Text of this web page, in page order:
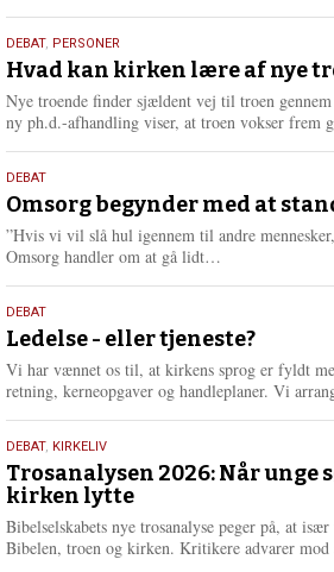
e
e
25.
juli
2026
DEBAT, PERSONER
Hvad kan kirken lære af nye
Nye troende finder sjældent vej til troen
ny ph.d.-afhandling viser, at troen vokser frem
9.
juli
2026
DEBAT
Omsorg begynder med at
”Hvis vi vil slå hul igennem til andre
Omsorg handler om at gå lidt…
e
e
10.
juni
2026
DEBAT
Ledelse - eller tjeneste?
Vi har vænnet os til, at kirkens sprog er fyldt
retning, kerneopgaver og handleplaner. Vi
2.
juni
2026
DEBAT, KIRKELIV
Trosanalysen 2026: Når unge
kirken lytte
Bibelselskabets nye trosanalyse peger på, at
Bibelen, troen og kirken. Kritikere advarer